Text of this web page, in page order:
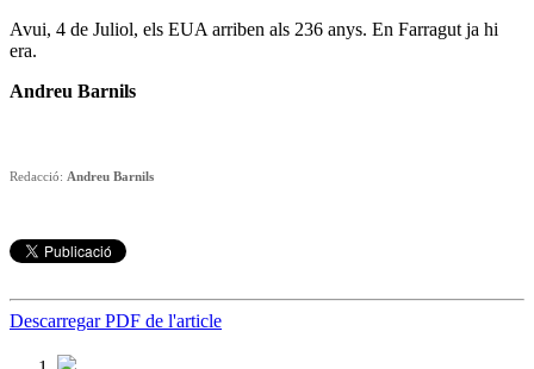
Avui, 4 de Juliol, els EUA arriben als 236 anys. En Farragut ja hi
era.
Andreu Barnils
Redacció: Andreu Barnils
Descarregar PDF de l'article